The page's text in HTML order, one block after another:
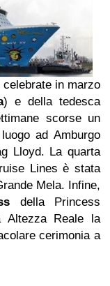
in marzo
) e della tedesca
scorse un
ad Amburgo
Lloyd. La quarta
Lines è stata
Mela. Infine,
della Princess
Altezza Reale la
cerimonia a